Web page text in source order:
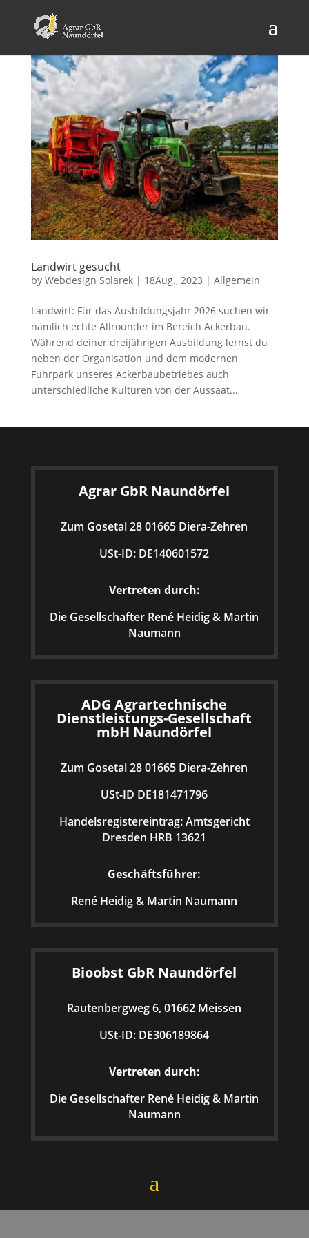
Landwirt gesucht
by Webdesign Solarek| 18Aug., 2023 | Allgemein
Landwirt: Für das Ausbildungsjahr 2026 suchen wir
nämlich echte Allrounder im Bereich Ackerbau.
Während deiner dreijährigen Ausbildung lernst du
neben der Organisation und dem modernen
Fuhrpark unseres Ackerbaubetriebes auch
unterschiedliche Kulturen von der Aussaat...
Agrar GbR Naundörfel
Zum Gosetal 28 01665 Diera-Zehren
USt-ID: DE140601572
Vertreten durch:
Die Gesellschafter René Heidig & Martin
Naumann
ADG Agrartechnische
Dienstleistungs-Gesellschaft
mbH Naundörfel
Zum Gosetal 28 01665 Diera-Zehren
USt-ID DE181471796
Handelsregistereintrag: Amtsgericht
Dresden HRB 13621
Geschäftsführer:
René Heidig & Martin Naumann
Bioobst GbR Naundörfel
Rautenbergweg 6, 01662 Meissen
USt-ID: DE306189864
Vertreten durch:
Die Gesellschafter René Heidig & Martin
Naumann